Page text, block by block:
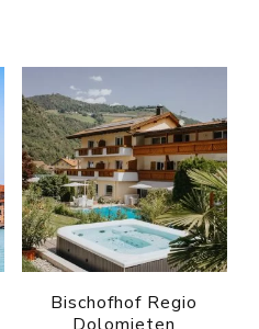
Bischofhof Regio